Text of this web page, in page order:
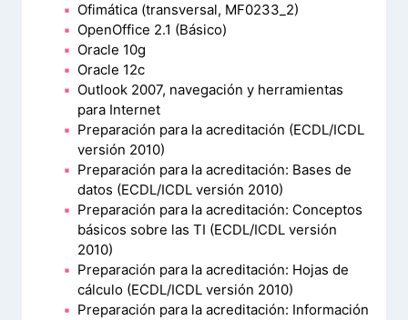
Ofimática (transversal, MF0233_2)
OpenOffice 2.1 (Básico)
Oracle 10g
Oracle 12c
Outlook 2007, navegación y herramientas
para Internet
Preparación para la acreditación (ECDL/ICDL
versión 2010)
Preparación para la acreditación: Bases de
datos (ECDL/ICDL versión 2010)
Preparación para la acreditación: Conceptos
básicos sobre las TI (ECDL/ICDL versión
2010)
Preparación para la acreditación: Hojas de
cálculo (ECDL/ICDL versión 2010)
Preparación para la acreditación: Información